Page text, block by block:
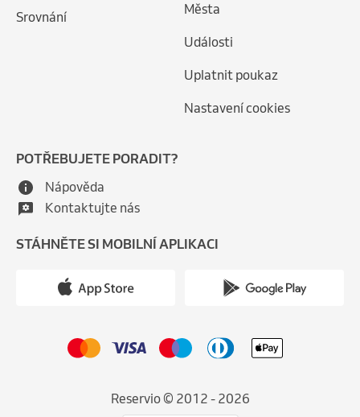
Srovnání Města
Události
Uplatnit poukaz
Nastavení cookies
POTŘEBUJETE PORADIT?
Nápověda
Kontaktujte nás
STÁHNĚTE SI MOBILNÍ APLIKACI
Reservio © 2012 - 2026